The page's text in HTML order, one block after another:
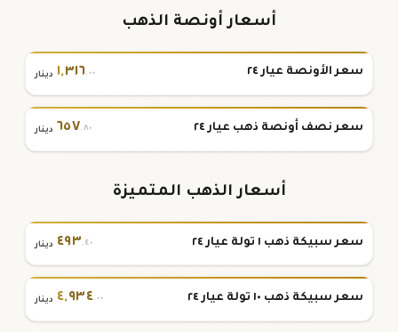
أسعار أونصة الذهب
سعر الأونصة عيار ٢٤ ١,٣١٦.٠٠ دينار
سعر نصف أونصة ذهب عيار ٢٤ ٦٥٧.٨٠ دينار
أسعار الذهب المتميزة
سعر سبيكة ذهب ١ تولة عيار ٢٤ ٤٩٣.٤٠ دينار
سعر سبيكة ذهب ١٠ تولة عيار ٢٤ ٤,٩٣٤.٠٠ دينار